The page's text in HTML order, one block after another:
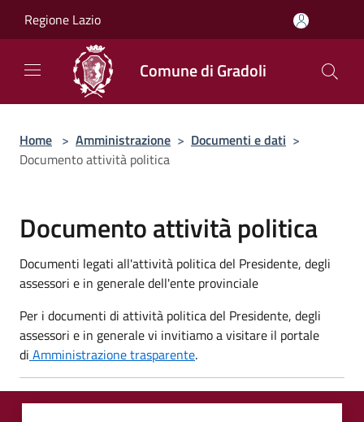
Regione Lazio
Comune di Gradoli
Home > Amministrazione > Documenti e dati >
Documento attività politica
Documento attività politica
Documenti legati all'attività politica del Presidente, degli
assessori e in generale dell'ente provinciale
Per i documenti di attività politica del Presidente, degli
assessori e in generale vi invitiamo a visitare il portale
di Amministrazione trasparente.